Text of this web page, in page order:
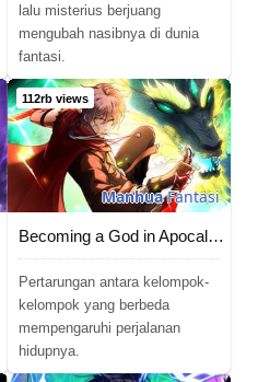
lalu misterius berjuang
mengubah nasibnya di dunia
fantasi.
112rb views
ManhuaFantasi
Becoming a God in Apocalypse Glossary
Pertarungan antara kelompok-
kelompok yang berbeda
mempengaruhi perjalanan
hidupnya.